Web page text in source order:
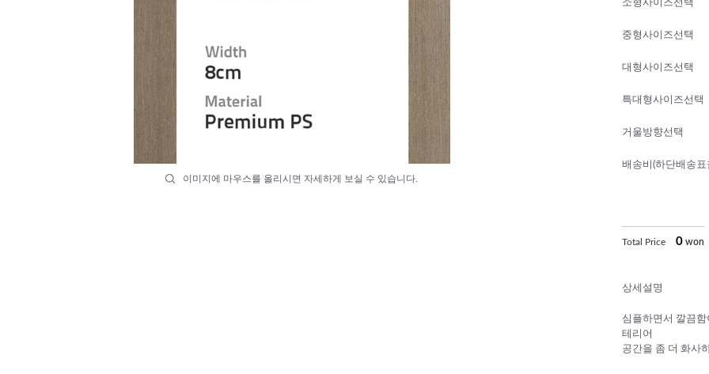
이미지에 마우스를 올리시면 자세하게 보실 수 있습니다.
소형사이즈선택
중형사이즈선택
대형사이즈선택
특대형사이즈선택
거울방향선택
배송비(하단배송표
Total Price 0 won
상세설명
심플하면서 깔끔
테리어
공간을 좀 더 화사